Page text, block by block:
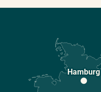
Hamburg